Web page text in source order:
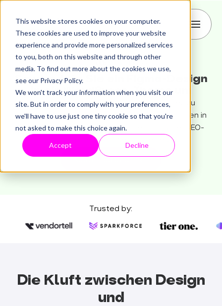
This website stores cookies on your computer.
These cookies are used to improve your website
experience and provide more personalized services
to you, both on this website and through other
media. To find out more about the cookies we use,
see our Privacy Policy.
We won't track your information when you visit our
site. But in order to comply with your preferences,
we'll have to use just one tiny cookie so that you're
not asked to make this choice again.
Accept Decline
So wandeln Sie ein Figma-Design
in ein WordPress-Theme um
Hör auf, deine Designs von Grund auf neu zu
programmieren. Verwandle deine Figma-Dateien in
Minuten – nicht in Wochen – in performante, SEO-
optimierte WordPress-Themes.
Trusted by:
Die Kluft zwischen Design
und